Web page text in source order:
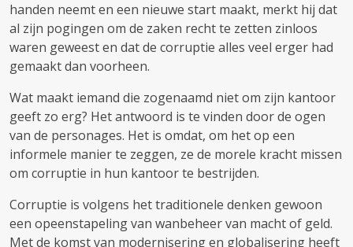
handen neemt en een nieuwe start maakt, merkt hij dat
al zijn pogingen om de zaken recht te zetten zinloos
waren geweest en dat de corruptie alles veel erger had
gemaakt dan voorheen.
Wat maakt iemand die zogenaamd niet om zijn kantoor
geeft zo erg? Het antwoord is te vinden door de ogen
van de personages. Het is omdat, om het op een
informele manier te zeggen, ze de morele kracht missen
om corruptie in hun kantoor te bestrijden.
Corruptie is volgens het traditionele denken gewoon
een opeenstapeling van wanbeheer van macht of geld.
Met de komst van modernisering en globalisering heeft